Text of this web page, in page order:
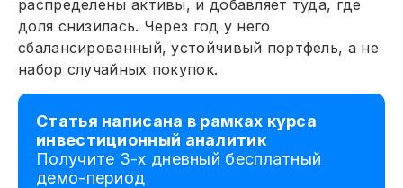
распределены активы, и добавляет туда, где
доля снизилась. Через год у него
сбалансированный, устойчивый портфель, а не
набор случайных покупок.
Статья написана в рамках курса
инвестиционный аналитик
Получите 3-х дневный бесплатный
демо-период